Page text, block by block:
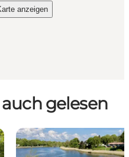
Mælkeri (Molkerei)"
anzeigenMælkeri (Molkerei)
gelesen